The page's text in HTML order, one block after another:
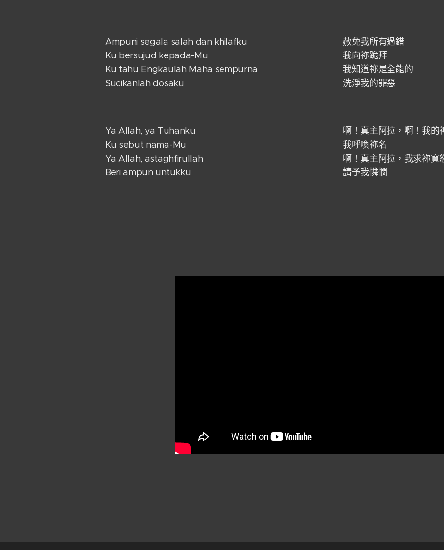
Ampuni segala salah dan khilafku
Ku bersujud kepada-Mu
Ku tahu Engkaulah Maha sempurna
Sucikanlah dosaku
Ya Allah, ya Tuhanku
Ku sebut nama-Mu
Ya Allah, astaghfirullah
Beri ampun untukku
赦免我所有過錯
我向祢跪拜
我知道祢是全能的
洗淨我的罪惡
啊！真主阿拉，啊！我的
我呼喚祢名
啊！真主阿拉，我求祢寬
請予我憐憫